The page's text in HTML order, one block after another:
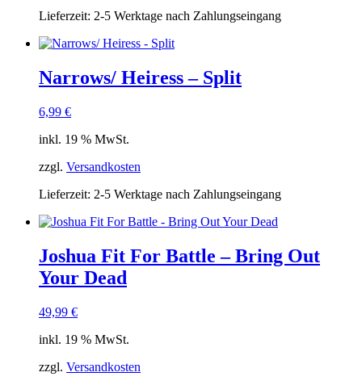
Lieferzeit: 2-5 Werktage nach Zahlungseingang
Narrows/ Heiress – Split
6,99 €
inkl. 19 % MwSt.
zzgl. Versandkosten
Lieferzeit: 2-5 Werktage nach Zahlungseingang
Joshua Fit For Battle – Bring Out
Your Dead
49,99 €
inkl. 19 % MwSt.
zzgl. Versandkosten